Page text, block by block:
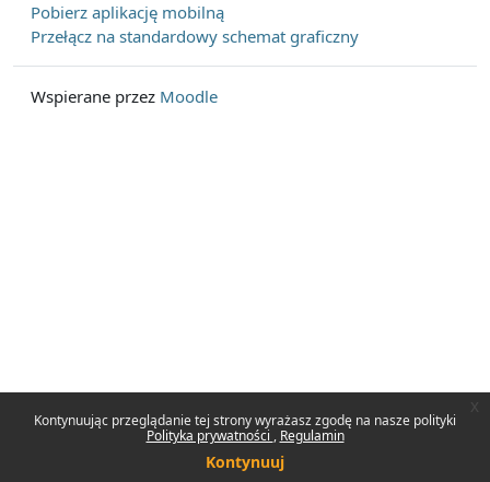
Kontynuując przeglądanie tej strony wyrażasz zgodę na nasze polityki
Polityka prywatności
Regulamin
Kontynuuj
Pobierz aplikację mobilną
Przełącz na standardowy schemat graficzny
Wspierane przez Moodle